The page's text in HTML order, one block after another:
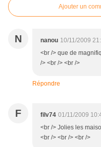
Ajouter un
N nanou 10/11/2009
<br /> que de
/> <br /> <br />
Répondre
F filv74 01/11/2009
<br /> Jolies les
<br /> <br /> <br />